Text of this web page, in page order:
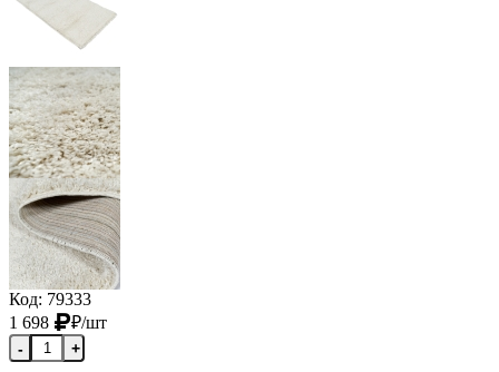
Код: 79333
1 698
₽/шт
- +